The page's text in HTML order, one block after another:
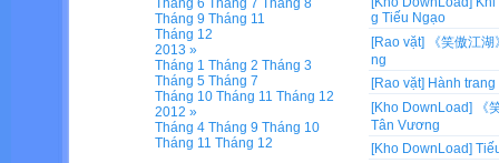
g Tiếu Ngạo
[Rao vặt]
《笑傲江
ng
[Rao vặt] Hành
[Kho DownLoad]
《
Tân Vương
[Kho DownLoad]
Tháng 6 Tháng 7 Tháng 8
Tháng 9 Tháng 11
Tháng 12
2013 »
Tháng 1 Tháng 2 Tháng 3
Tháng 5 Tháng 7
Tháng 10 Tháng 11 Tháng 12
2012 »
Tháng 4 Tháng 9 Tháng 10
Tháng 11 Tháng 12